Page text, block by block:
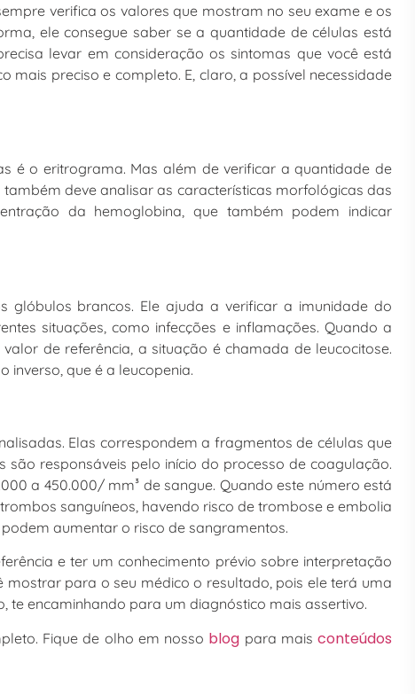
verifica os valores que mostram no seu exame e os
ele consegue saber se a quantidade de células está
levar em consideração os sintomas que você está
preciso e completo. E, claro, a possível necessidade
é o eritrograma. Mas além de verificar a quantidade de
deve analisar as características morfológicas das
da hemoglobina, que também podem indicar
glóbulos brancos. Ele ajuda a verificar a imunidade do
situações, como infecções e inflamações. Quando a
de referência, a situação é chamada de leucocitose.
inverso, que é a leucopenia.
Elas correspondem a fragmentos de células que
responsáveis pelo início do processo de coagulação.
a 450.000/ mm³ de sangue. Quando este número está
sanguíneos, havendo risco de trombose e embolia
aumentar o risco de sangramentos.
e ter um conhecimento prévio sobre interpretação
para o seu médico o resultado, pois ele terá uma
te encaminhando para um diagnóstico mais assertivo.
Fique de olho em nosso blog para maisconteúdos